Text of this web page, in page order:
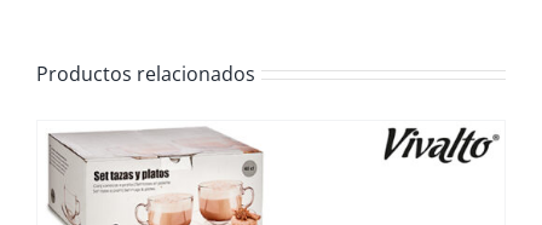
Productos relacionados